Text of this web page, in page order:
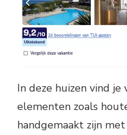
In deze huizen vind
elementen zoals
handgemaakt zijn